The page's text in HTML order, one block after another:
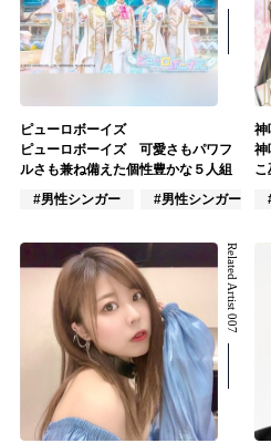
ピューロボーイズ
ピューロボーイズ 可愛さもパワフ
ルさも兼ね備えた個性豊かな５人組
#男性シンガー
#男性シンガーグル
神
神
Related Artist 007